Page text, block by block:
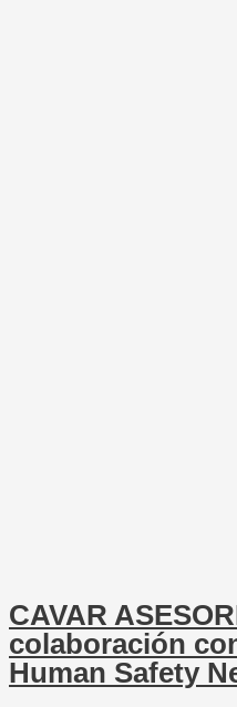
CAVAR
colaboración
Human Safety